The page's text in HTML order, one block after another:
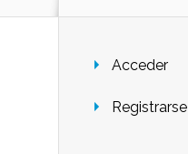
Acceder
Registrarse